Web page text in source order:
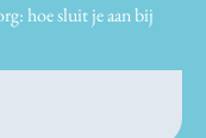
hoe sluit je aan bij